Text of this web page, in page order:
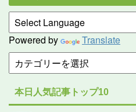
Powered by Translate
本日人気記事トップ10